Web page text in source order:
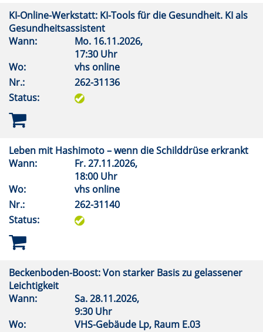
KI-Online-Werkstatt: KI-Tools für die Gesundheit. KI als
Gesundheitsassistent
Wann:
Mo. 16.11.2026,
17:30 Uhr
Wo:
vhs online
Nr.:
262-31136
Status:
Leben mit Hashimoto – wenn die Schilddrüse erkrankt
Wann:
Fr.27.11.2026,
18:00 Uhr
Wo:
vhs online
Nr.:
262-31140
Status:
Beckenboden-Boost: Von starker Basis zu gelassener
Leichtigkeit
Wann:
Sa.28.11.2026,
9:30 Uhr
Wo:
VHS-Gebäude Lp, Raum E.03